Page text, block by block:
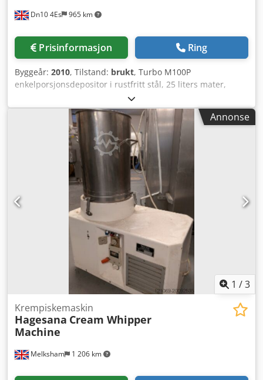
Dn10 4Es 965 km
Prisinformasjon Ring
Byggeår: 2010, Tilstand: brukt, Turbo M100P
enkelporsjonsdepositor i rustfritt stål, 25 liters mater,
justerbar vektkontroll, variabel hastighet Cjdpfx Afsdbqx
Sjpsha
Annonse
1 /3
Melksham 1 206 km
Krempiskemaskin
Hagesana Cream Whipper
Machine